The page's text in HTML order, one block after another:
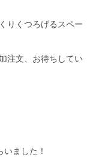
りくつろげるスペー
注文、お待ちしてい
ました！